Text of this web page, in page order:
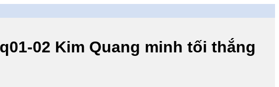
02 Kim Quang minh tối thắng